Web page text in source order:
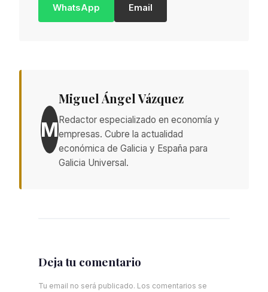
WhatsApp Email
M
Miguel Ángel Vázquez
Redactor especializado en economía y
empresas. Cubre la actualidad
económica de Galicia y España para
Galicia Universal.
Deja tu comentario
Tu email no será publicado. Los comentarios se